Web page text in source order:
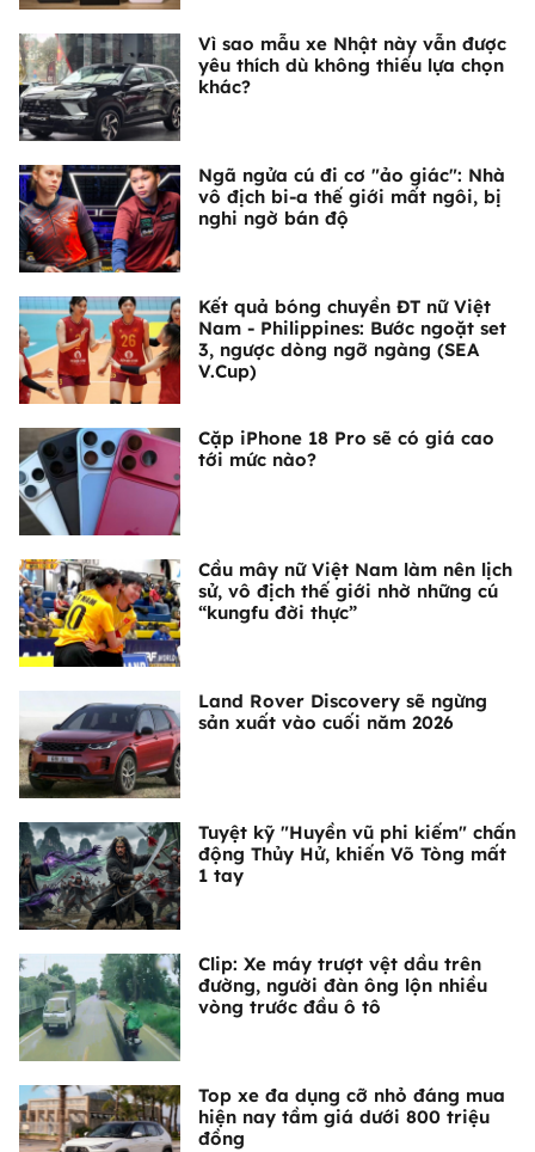
Vì sao mẫu xe Nhật này vẫn được
yêu thích dù không thiếu lựa chọn
khác?
Ngã ngửa cú đi cơ "ảo giác": Nhà
vô địch bi-a thế giới mất ngôi, bị
nghi ngờ bán độ
Kết quả bóng chuyền ĐT nữ Việt
Nam - Philippines: Bước ngoặt set
3, ngược dòng ngỡ ngàng (SEA
V.Cup)
Cặp iPhone 18 Pro sẽ có giá cao
tới mức nào?
Cầu mây nữ Việt Nam làm nên lịch
sử, vô địch thế giới nhờ những cú
“kungfu đời thực”
Land Rover Discovery sẽ ngừng
sản xuất vào cuối năm 2026
Tuyệt kỹ "Huyền vũ phi kiếm" chấn
động Thủy Hử, khiến Võ Tòng mất
1 tay
Clip: Xe máy trượt vệt dầu trên
đường, người đàn ông lộn nhiều
vòng trước đầu ô tô
Top xe đa dụng cỡ nhỏ đáng mua
hiện nay tầm giá dưới 800 triệu
đồng